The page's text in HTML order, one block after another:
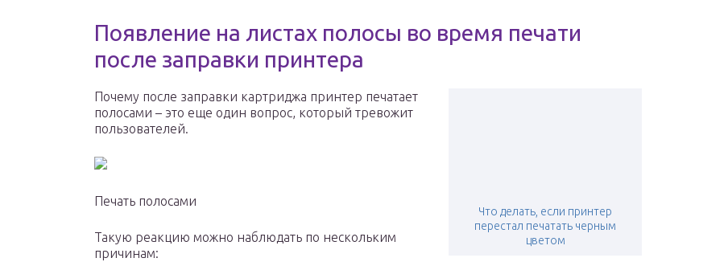
Появление на листах полосы во время печати
после заправки принтера
Что делать, если принтер
перестал печатать черным
цветом
Почему после заправки картриджа принтер печатает
полосами – это еще один вопрос, который тревожит
пользователей.
Печать полосами
Такую реакцию можно наблюдать по нескольким
причинам: